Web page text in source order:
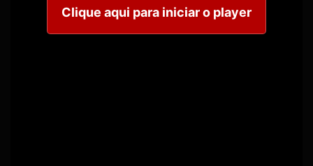
Clique aqui para iniciar o player